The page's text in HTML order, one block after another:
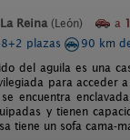
Reina (León) a
plazas
90 km
del aguila es una
para acceder
encuentra
y tienen
tiene un sofa cama-